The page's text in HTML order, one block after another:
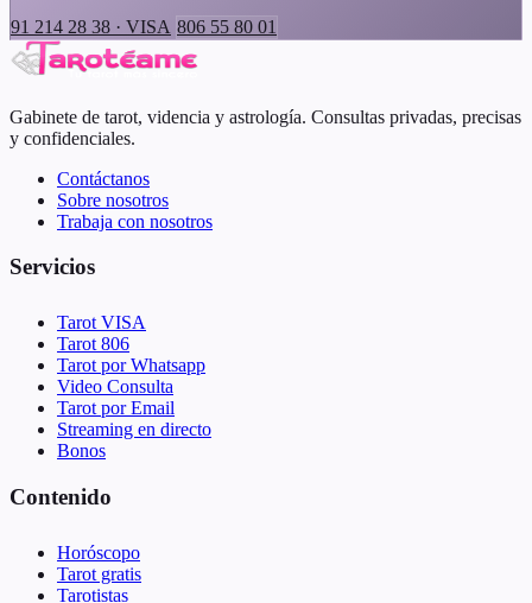
91 214 28 38 · VISA 806 55 80 01
Gabinete de tarot, videncia y astrología. Consultas privadas, precisas
y confidenciales.
Contáctanos
Sobre nosotros
Trabaja con nosotros
Servicios
Tarot VISA
Tarot 806
Tarot por Whatsapp
Video Consulta
Tarot por Email
Streaming en directo
Bonos
Contenido
Horóscopo
Tarot gratis
Tarotistas